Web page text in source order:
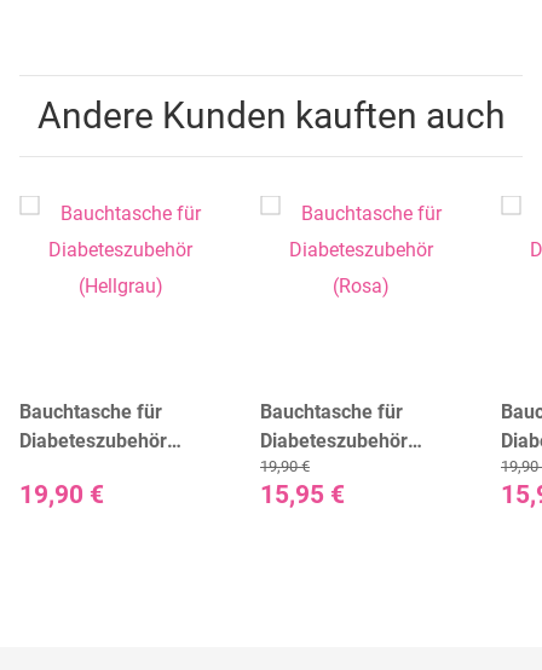
Andere Kunden kauften auch
Bauchtasche für
Diabeteszubehör
19,90 €
Bauchtasche für
Diabeteszubehör
(Rosa)
15,95 €
19,90 € 19,90